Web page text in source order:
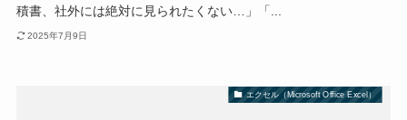
積書、社外には絶対に見られたくない…」「...
2025年7月9日
エクセル（Microsoft Office Excel）